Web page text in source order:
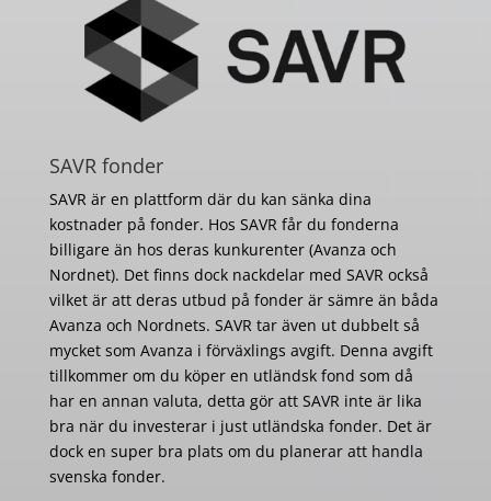
SAVR fonder
SAVR är en plattform där du kan sänka dina
kostnader på fonder. Hos SAVR får du fonderna
billigare än hos deras kunkurenter (Avanza och
Nordnet). Det finns dock nackdelar med SAVR också
vilket är att deras utbud på fonder är sämre än båda
Avanza och Nordnets. SAVR tar även ut dubbelt så
mycket som Avanza i förväxlings avgift. Denna avgift
tillkommer om du köper en utländsk fond som då
har en annan valuta, detta gör att SAVR inte är lika
bra när du investerar i just utländska fonder. Det är
dock en super bra plats om du planerar att handla
svenska fonder.